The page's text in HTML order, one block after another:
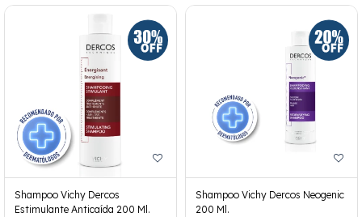
Shampoo Vichy Dercos
Estimulante Anticaída 200 Ml.
Shampoo Vichy Dercos Neogenic
200 Ml.